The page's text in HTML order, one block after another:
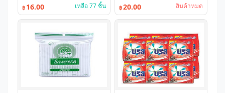
฿ 16.00 เหลือ 77 ชิ้น ฿20.00 สินค้าหมด